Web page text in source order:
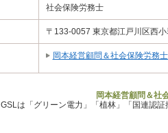
社会保険労務士
〒133-0057 東京都江戸川区西
岡本経営顧問＆社会保険労務
岡本経営顧問＆社
GSLは「グリーン電力」「植林」「国連認